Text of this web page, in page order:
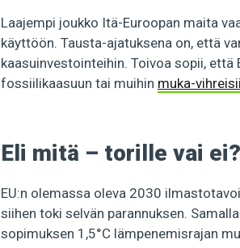
Laajempi joukko Itä-Euroopan maita
käyttöön. Tausta-ajatuksena on, että
kaasuinvestointeihin. Toivoa sopii,
fossiilikaasuun tai muihin muka-
Eli mitä – torille vai ei?
EU:n olemassa oleva 2030
siihen toki selvän parannuksen.
sopimuksen 1,5°C lämpenemisrajan